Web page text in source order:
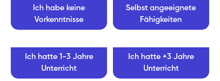
Ich habe keine
Vorkenntnisse
Selbst angeeignete
Fähigkeiten
Ich hatte 1-3 Jahre
Unterricht
Ich hatte +3 Jahre
Unterricht